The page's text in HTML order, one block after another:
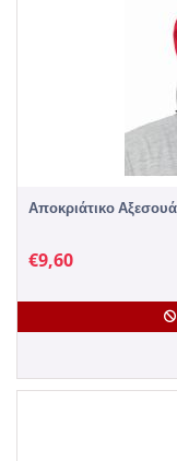
Αποκριάτικο
€9,60